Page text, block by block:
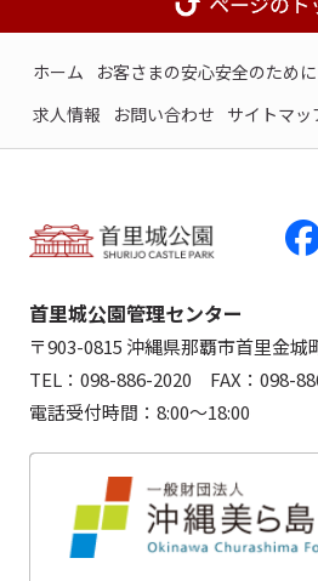
ホーム お客さまの安心安全のために
求人情報
お問い合わせ サイトマッ
首里城公園管理センター
〒903-0815 沖縄県那覇市首里金城
TEL：098-886-2020 FAX：098-
電話受付時間：8:00～18:00